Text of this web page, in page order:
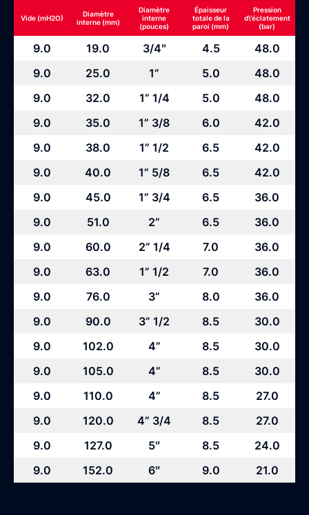
Vide (mH2O)
Diamètre
interne (mm)
Diamètre
interne
(pouces)
Épaisseur
totale de la
paroi (mm)
Pression
d\'éclatement
(bar)
9.0 19.0 3/4″ 4.5
48.0
9.0
25.0 1” 5.0
48.0
9.0
32.0 1” 1/4 5.0
48.0
9.0
35.0 1” 3/8 6.0
42.0
9.0
38.0 1” 1/2 6.5
42.0
9.0
40.0 1” 5/8 6.5
42.0
9.0
45.0 1” 3/4 6.5
36.0
9.0
51.0 2” 6.5
36.0
9.0
60.0 2” 1/4 7.0
36.0
9.0
63.0 1” 1/2 7.0
36.0
9.0
76.0 3” 8.0
36.0
9.0
90.0 3” 1/2 8.5
30.0
9.0
102.0 4” 8.5
30.0
9.0
105.0 4” 8.5
30.0
9.0
110.0 4” 8.5
27.0
9.0
120.0 4” 3/4 8.5
27.0
9.0
127.0 5″ 8.5
24.0
9.0
152.0 6″ 9.0 21.0